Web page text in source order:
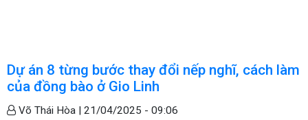
Dự án 8 từng bước thay đổi nếp nghĩ, cách làm
của đồng bào ở Gio Linh
Võ Thái Hòa | 21/04/2025 - 09:06